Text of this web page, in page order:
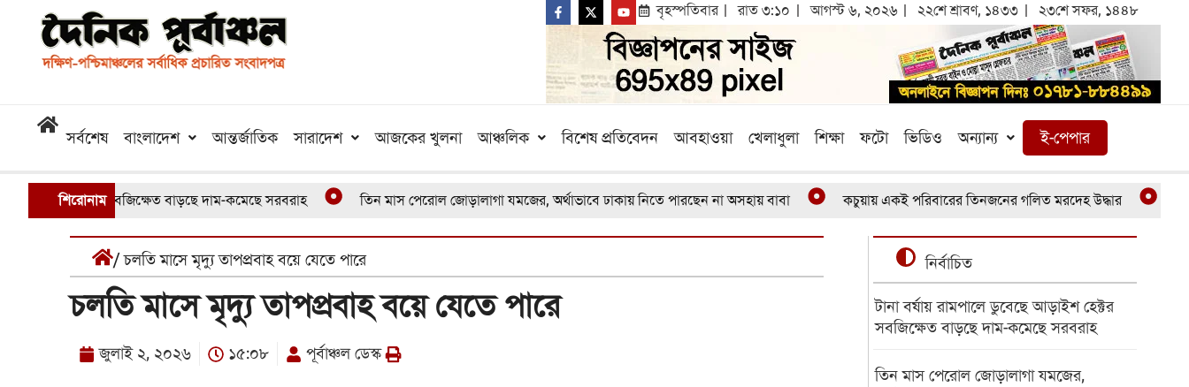
বৃহস্পতিবার রাত ৩:১০ আগস্ট ৬, ২০২৬ ২২শে শ্রাবণ, ১৪৩৩ ২৩শে সফর, ১৪৪৮
সর্বশেষ বাংলাদেশ আন্তর্জাতিক সারাদেশ আজকের খুলনা আঞ্চলিক বিশেষ প্রতিবেদন আবহাওয়া খেলাধুলা শিক্ষা ফটো ভিডিও অন্যান্য ই-পেপার
শিরোনাম
আড়াইশ হেক্টর সবজিক্ষেত বাড়ছে দাম-কমেছে সরবরাহ তিন মাস পেরোল জোড়ালাগা যমজের, অর্থাভাবে ঢাকায় নিতে পারছেন না অসহায় বাবা কচুয়ায় একই পরিবারের তিনজনের গলিত মরদেহ উদ্ধার খুলনা
/ চলতি মাসে মৃদ্যু তাপপ্রবাহ বয়ে যেতে পারে
চলতি মাসে মৃদ্যু তাপপ্রবাহ বয়ে যেতে পারে
জুলাই ২, ২০২৬ ১৫:০৮ পূর্বাঞ্চল ডেস্ক
নির্বাচিত
টানা বর্ষায় রামপালে ডুবেছে আড়াইশ হেক্টর
সবজিক্ষেত বাড়ছে দাম-কমেছে সরবরাহ
তিন মাস পেরোল জোড়ালাগা যমজের,